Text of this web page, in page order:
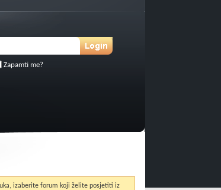
Zapamti me?
izaberite forum koji želite posjetiti iz